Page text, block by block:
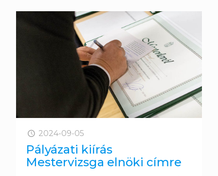
2024-09-05
Pályázati kiírás
Mestervizsga elnöki címre